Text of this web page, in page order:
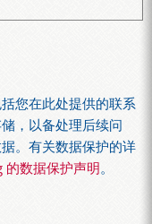
您在此处提供的联系
，以备处理后续问
。有关数据保护的详
的数据保护声明。